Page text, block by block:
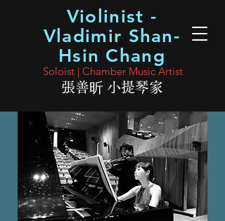
Soloist | Chamber Music Artist
張善昕 小提琴家
Violinist -
Vladimir Shan-
Hsin Chang